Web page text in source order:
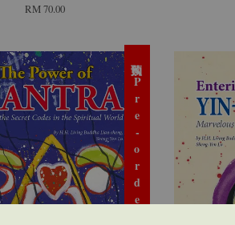
RM 70.00
预购 Pre-order